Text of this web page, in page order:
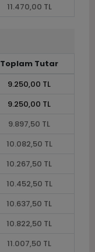
11.470,00 TL
Toplam Tutar
9.250,00 TL
9.250,00 TL
9.897,50 TL
10.082,50 TL
10.267,50 TL
10.452,50 TL
10.637,50 TL
10.822,50 TL
11.007,50 TL